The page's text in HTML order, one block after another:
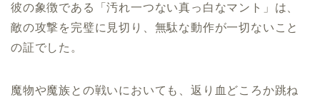
彼の象徴である「汚れ一つない真っ白なマント」は、
敵の攻撃を完璧に見切り、無駄な動作が一切ないこと
の証でした。
魔物や魔族との戦いにおいても、返り血どころか跳ね